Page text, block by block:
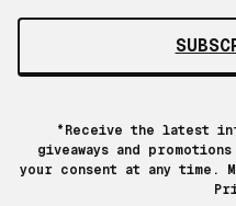
*Receive the latest
giveaways and
your consent at any time.